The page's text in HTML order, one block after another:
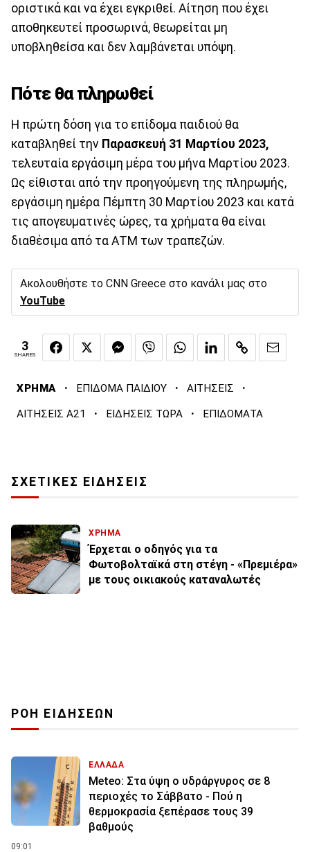
οριστικά και να έχει εγκριθεί. Αίτηση που έχει
αποθηκευτεί προσωρινά, θεωρείται μη
υποβληθείσα και δεν λαμβάνεται υπόψη.
Πότε θα πληρωθεί
Η πρώτη δόση για το επίδομα παιδιού θα
καταβληθεί την Παρασκευή 31 Μαρτίου 2023,
τελευταία εργάσιμη μέρα του μήνα Μαρτίου 2023.
Ως είθισται από την προηγούμενη της πληρωμής,
εργάσιμη ημέρα Πέμπτη 30 Μαρτίου 2023 και κατά
τις απογευματινές ώρες, τα χρήματα θα είναι
διαθέσιμα από τα ΑΤΜ των τραπεζών.
Ακολουθήστε το CNN Greece στο κανάλι μας στο
YouTube
3
SHARES
ΧΡΗΜΑ · ΕΠΙΔΟΜΑ ΠΑΙΔΙΟΥ · ΑΙΤΗΣΕΙΣ ·
ΑΙΤΗΣΕΙΣ Α21 · ΕΙΔΗΣΕΙΣ ΤΩΡΑ · ΕΠΙΔΟΜΑΤΑ
ΣΧΕΤΙΚΕΣ ΕΙΔΗΣΕΙΣ
ΧΡΗΜΑ
Έρχεται ο οδηγός για τα
Φωτοβολταϊκά στη στέγη - «Πρεμιέρα»
με τους οικιακούς καταναλωτές
ΡΟΗ ΕΙΔΗΣΕΩΝ
ΕΛΛΑΔΑ
Meteo: Στα ύψη ο υδράργυρος σε 8
περιοχές το Σάββατο - Πού η
θερμοκρασία ξεπέρασε τους 39
βαθμούς
09:01